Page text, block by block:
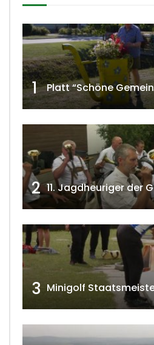
1 Platt “Schöne
2
3